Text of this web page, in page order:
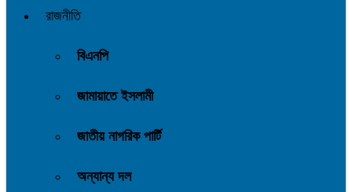
রাজনীতি
বিএনপি
জামায়াতে ইসলামী
জাতীয় নাগরিক পার্টি
অন্যান্য দল